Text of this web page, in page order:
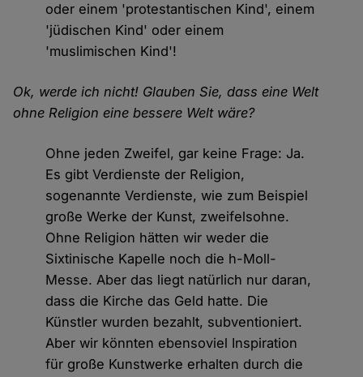
oder einem 'protestantischen Kind', einem
'jüdischen Kind' oder einem
'muslimischen Kind'!
Ok, werde ich nicht! Glauben Sie, dass eine Welt
ohne Religion eine bessere Welt wäre?
Ohne jeden Zweifel, gar keine Frage: Ja.
Es gibt Verdienste der Religion,
sogenannte Verdienste, wie zum Beispiel
große Werke der Kunst, zweifelsohne.
Ohne Religion hätten wir weder die
Sixtinische Kapelle noch die h-Moll-
Messe. Aber das liegt natürlich nur daran,
dass die Kirche das Geld hatte. Die
Künstler wurden bezahlt, subventioniert.
Aber wir könnten ebensoviel Inspiration
für große Kunstwerke erhalten durch die